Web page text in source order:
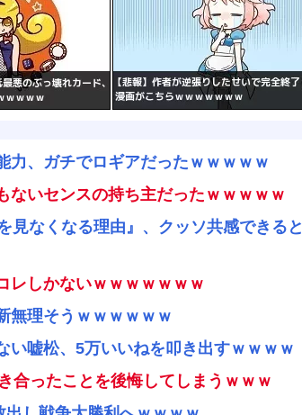
力、ガチでロギアだったｗｗｗｗｗ
ないセンスの持ち主だったｗｗｗｗｗ
見なくなる理由』、クッソ共感できると
レしかないｗｗｗｗｗｗｗ
無理そうｗｗｗｗｗｗ
い嘘松、5万いいねを叩き出すｗｗｗｗ
合ったことを後悔してしまうｗｗｗ